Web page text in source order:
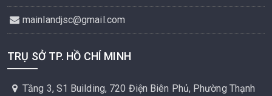
mainlandjsc@gmail.com
TRỤ SỞ TP. HỒ CHÍ MINH
Tầng 3, S1 Building, 720 Điện Biên Phủ, Phường Thạnh